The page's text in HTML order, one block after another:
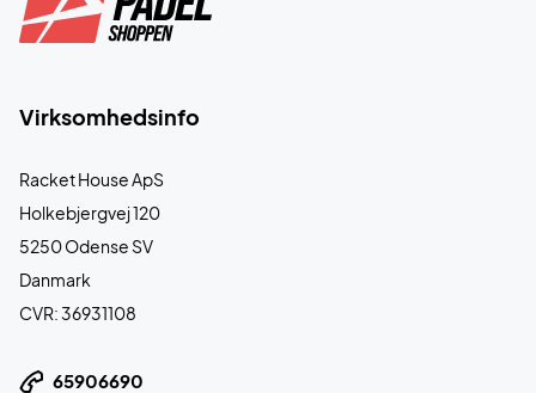
Virksomhedsinfo
Racket House ApS
Holkebjergvej 120
5250 Odense SV
Danmark
CVR: 36931108
65906690